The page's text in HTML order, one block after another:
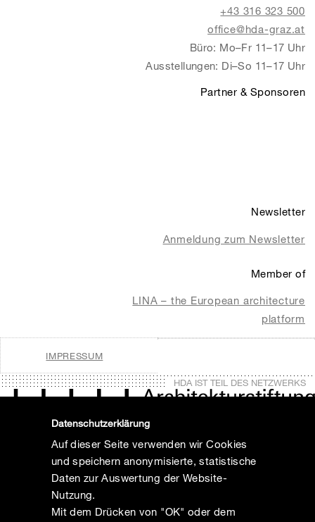
+43 316 323 500
office@hda-graz.at
Büro: Mo–Fr 11–17 Uhr
Ausstellungen: Di–So 11–17 Uhr
Partner & Sponsoren
Newsletter
Anmeldung zum Newsletter
Member of
LINA – the European architecture
platform
IMPRESSUM
HDA IST TEIL DES NETZWERKS
Datenschutzerklärung
Auf dieser Seite verwenden wir Cookies
und speichern anonymisierte, statistische
Daten zur Auswertung der Website-
Nutzung.
Mit dem Drücken von "OK" oder dem